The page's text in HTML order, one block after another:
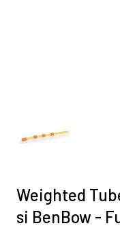
Weighted
si BenBow -